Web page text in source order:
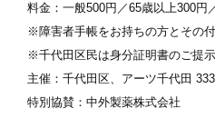
料金：一般500円／65歳以上300円
※障害者手帳をお持ちの方とその
※千代田区民は身分証明書のご提
主催：千代田区、アーツ千代田
特別協賛：中外製薬株式会社